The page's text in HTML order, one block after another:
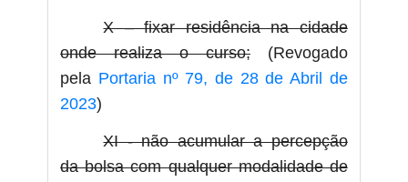
X – fixar residência na cidade
onde realiza o curso;(Revogado
pela Portaria nº 79, de 28 de Abril de
2023)
XI - não acumular a percepção
da bolsa com qualquer modalidade de